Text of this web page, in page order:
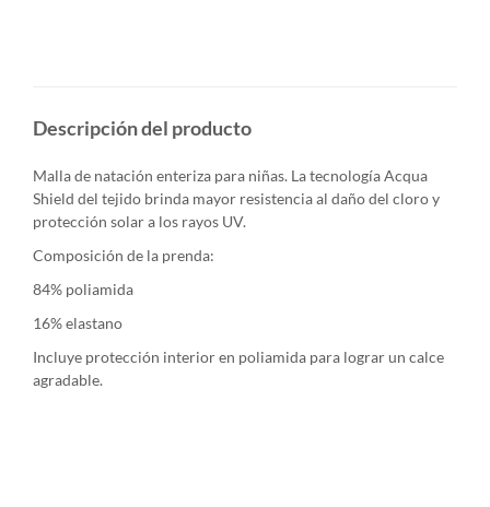
Descripción del producto
Malla de natación enteriza para niñas. La tecnología Acqua
Shield del tejido brinda mayor resistencia al daño del cloro y
protección solar a los rayos UV.
Composición de la prenda:
84% poliamida
16% elastano
Incluye protección interior en poliamida para lograr un calce
agradable.